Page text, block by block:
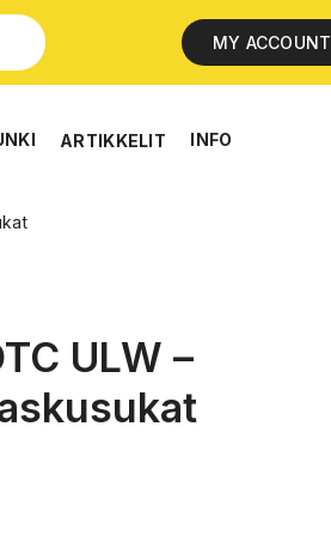
MY ACCOUNT
ARTIKKELIT INFO
ULW –